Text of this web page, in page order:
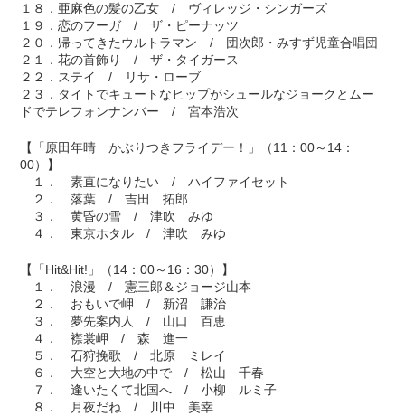
１８．亜麻色の髪の乙女 / ヴィレッジ・シンガーズ
１９．恋のフーガ / ザ・ピーナッツ
２０．帰ってきたウルトラマン / 団次郎・みすず児童合唱団
２１．花の首飾り / ザ・タイガース
２２．ステイ / リサ・ローブ
２３．タイトでキュートなヒップがシュールなジョークとムー
ドでテレフォンナンバー / 宮本浩次
【「原田年晴 かぶりつきフライデー！」（11：00～14：
00）】
１． 素直になりたい / ハイファイセット
２． 落葉 / 吉田 拓郎
３． 黄昏の雪 / 津吹 みゆ
４． 東京ホタル / 津吹 みゆ
【「Hit&Hit!」（14：00～16：30）】
１． 浪漫 / 憲三郎＆ジョージ山本
２． おもいで岬 / 新沼 謙治
３． 夢先案内人 / 山口 百恵
４． 襟裳岬 / 森 進一
５． 石狩挽歌 / 北原 ミレイ
６． 大空と大地の中で / 松山 千春
７． 逢いたくて北国へ / 小柳 ルミ子
８． 月夜だね / 川中 美幸